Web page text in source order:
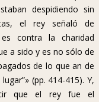
despidiendo sin
el rey señaló de
contra la charidad
a sido y es no sólo de
de lo que an de
(pp. 414-415). Y,
que el rey fue el